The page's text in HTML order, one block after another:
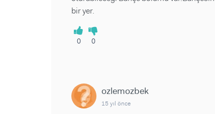
bir yer.
0 0
ozlemozbek
15 yıl önce